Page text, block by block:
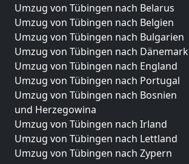
Umzug von Tübingen nach Belarus
Umzug von Tübingen nach Belgien
Umzug von Tübingen nach Bulgarien
Umzug von Tübingen nach Dänemark
Umzug von Tübingen nach England
Umzug von Tübingen nach Portugal
Umzug von Tübingen nach Bosnien
und Herzegowina
Umzug von Tübingen nach Irland
Umzug von Tübingen nach Lettland
Umzug von Tübingen nach Zypern